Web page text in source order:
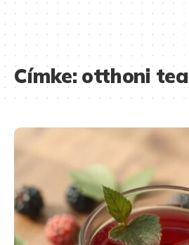
Címke:otthoni tea